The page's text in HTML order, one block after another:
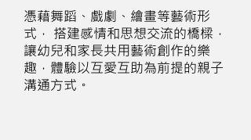
憑藉舞蹈、戲劇、繪畫等藝術形
式， 搭建感情和思想交流的橋樑，
讓幼兒和家長共用藝術創作的樂
趣，體驗以互愛互助為前提的親子
溝通方式。